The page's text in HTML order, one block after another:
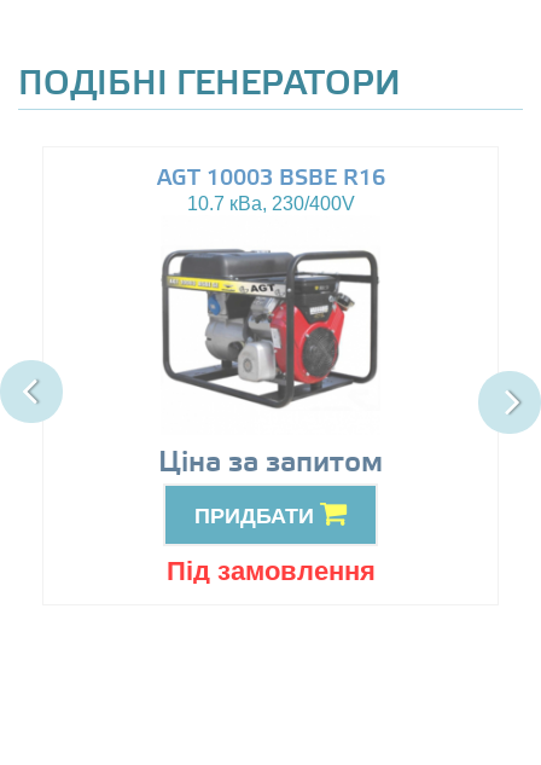
ПОДІБНІ ГЕНЕРАТОРИ
AGT 10003 BSBE R16
10.7 кВа, 230/400V
Ціна за запитом
ПРИДБАТИ
Під замовлення